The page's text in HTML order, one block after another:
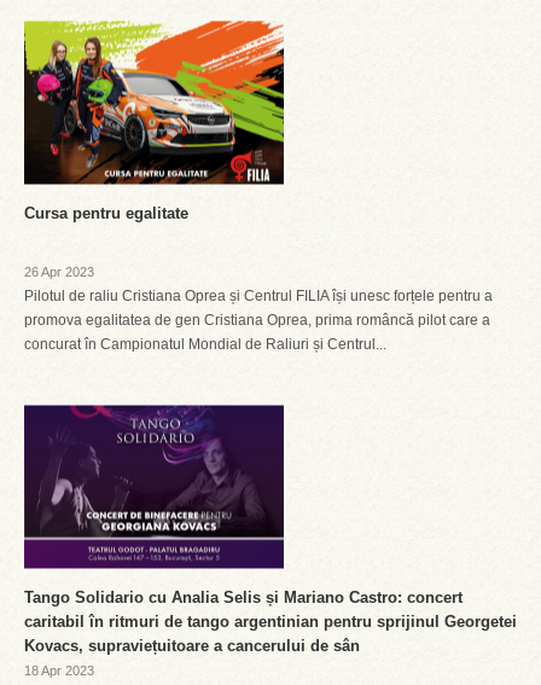
Cursa pentru egalitate
26 Apr 2023
Pilotul de raliu Cristiana Oprea și Centrul FILIA își unesc forțele pentru a
promova egalitatea de gen Cristiana Oprea, prima româncă pilot care a
concurat în Campionatul Mondial de Raliuri și Centrul...
Tango Solidario cu Analia Selis și Mariano Castro: concert
caritabil în ritmuri de tango argentinian pentru sprijinul Georgetei
Kovacs, supraviețuitoare a cancerului de sân
18 Apr 2023